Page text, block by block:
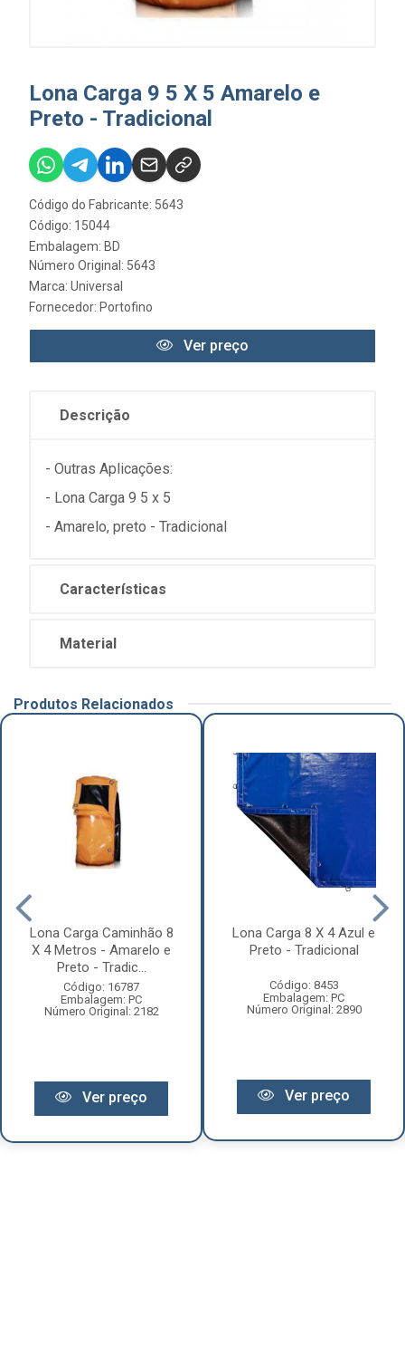
Lona Carga 9 5 X 5 Amarelo e
Preto - Tradicional
Código do Fabricante: 5643
Código: 15044
Embalagem: BD
Número Original: 5643
Marca: Universal
Fornecedor: Portofino
Ver preço
Descrição
- Outras Aplicações:
- Lona Carga 9 5 x 5
- Amarelo, preto - Tradicional
Características
Material
Produtos Relacionados
Lona Carga Caminhão 8
X 4 Metros - Amarelo e
Preto - Tradic...
Código: 16787
Embalagem: PC
Número Original: 2182
Ver preço
Lona Carga 8 X 4 Azul e
Preto - Tradicional
Código: 8453
Embalagem: PC
Número Original: 2890
Ver preço